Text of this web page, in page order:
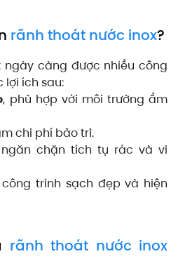
rãnh thoát nước inox?
ngày càng được nhiều công
lợi ích sau:
, phù hợp với môi trường ẩm
chi phí bảo trì.
chặn tích tụ rác và vi
trình sạch đẹp và hiện
rãnh thoát nước inox